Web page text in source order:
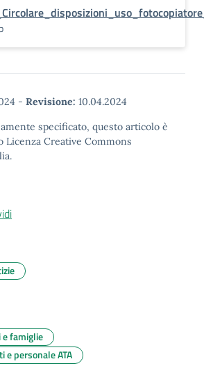
- Revisione: 10.04.2024
specificato, questo articolo è
Licenza Creative Commons
famiglie
e personale ATA